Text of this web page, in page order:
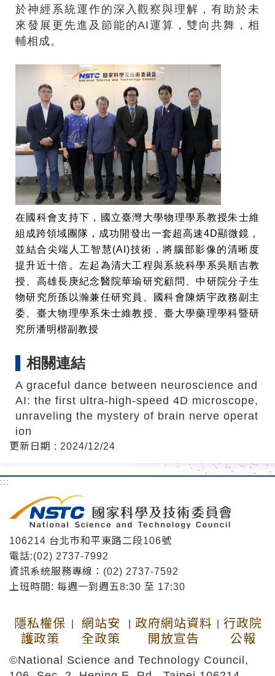
於神經系統運作的深入觀察與理解，有助於未
來發展更先進及節能的AI運算，雙向共舞，相
輔相成。
在國科會支持下，國立臺灣大學物理學系教授朱士維
組成跨領域團隊，成功開發出一套超高速4D顯微鏡，
並結合尖端人工智慧(AI)技術，將腦部影像的清晰度
提升近十倍。左起為清大工程與系統科學系吳順吉教
授、高雄長庚紀念醫院華瑜研究顧問、中研院分子生
物研究所孫以瀚兼任研究員、國科會陳炳宇政務副主
委、臺大物理學系朱士維教授、臺大學藥理學科暨研
究所潘明楷副教授
相關連結
A graceful dance between neuroscience and
AI: the first ultra-high-speed 4D microscope,
unraveling the mystery of brain nerve operat
ion
更新日期 : 2024/12/24
:::
106214 台北市和平東路二段106號
電話:(02) 2737-7992
資訊系統服務專線：(02) 2737-7592
上班時間: 每週一到週五8:30 至 17:30
隱私權保
護政策
網站安
全政策
政府網站資料
開放宣告
行政院
公報
©National Science and Technology Council,